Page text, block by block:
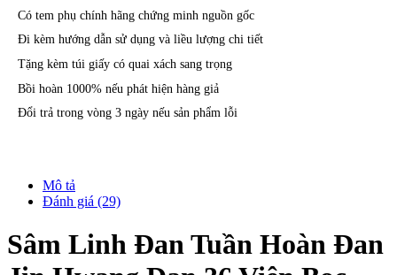
Có tem phụ chính hãng chứng minh nguồn gốc
Đi kèm hướng dẫn sử dụng và liều lượng chi tiết
Tặng kèm túi giấy có quai xách sang trọng
Bồi hoàn 1000% nếu phát hiện hàng giả
Đổi trả trong vòng 3 ngày nếu sản phẩm lỗi
Mô tả
Đánh giá (29)
Sâm Linh Đan Tuần Hoàn Đan